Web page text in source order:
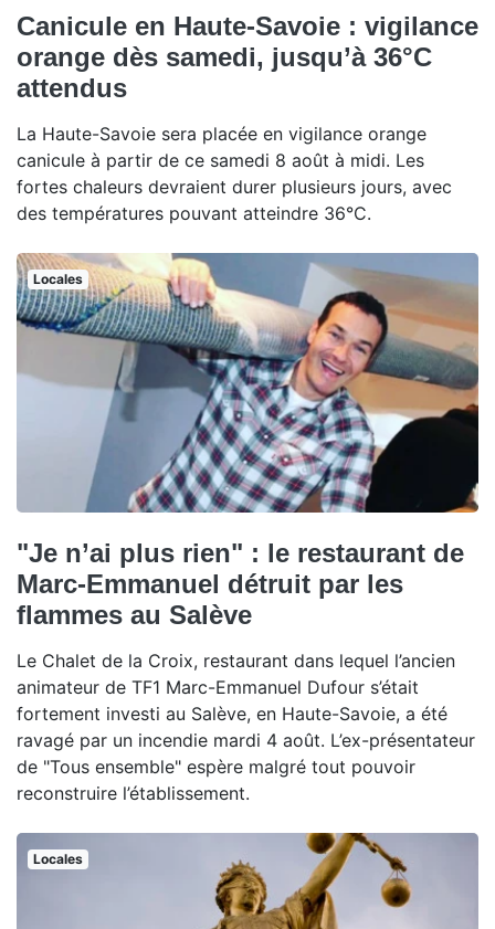
Canicule en Haute-Savoie : vigilance
orange dès samedi, jusqu’à 36°C
attendus
La Haute-Savoie sera placée en vigilance orange
canicule à partir de ce samedi 8 août à midi. Les
fortes chaleurs devraient durer plusieurs jours, avec
des températures pouvant atteindre 36°C.
Locales
"Je n’ai plus rien" : le restaurant de
Marc-Emmanuel détruit par les
flammes au Salève
Le Chalet de la Croix, restaurant dans lequel l’ancien
animateur de TF1 Marc-Emmanuel Dufour s’était
fortement investi au Salève, en Haute-Savoie, a été
ravagé par un incendie mardi 4 août. L’ex-présentateur
de "Tous ensemble" espère malgré tout pouvoir
reconstruire l’établissement.
Locales